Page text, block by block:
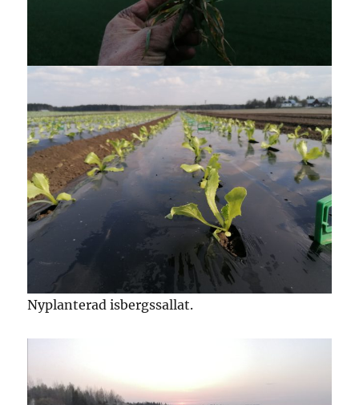
Nyplanterad isbergssallat.